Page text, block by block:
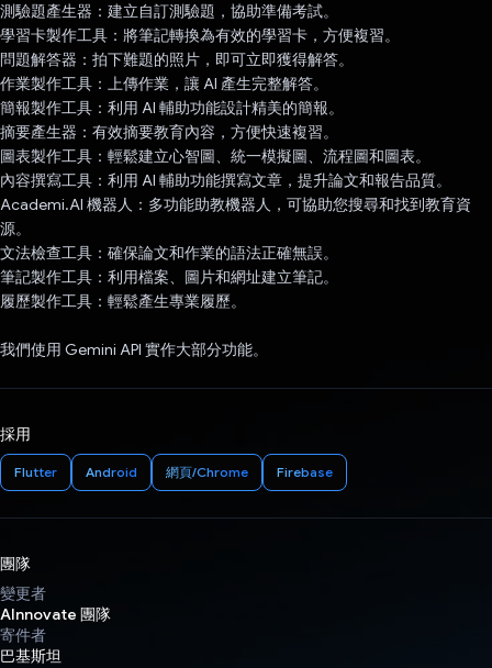
測驗題產生器：建立自訂測驗題，協助準備考試。
學習卡製作工具：將筆記轉換為有效的學習卡，方便複習。
問題解答器：拍下難題的照片，即可立即獲得解答。
作業製作工具：上傳作業，讓 AI 產生完整解答。
簡報製作工具：利用 AI 輔助功能設計精美的簡報。
摘要產生器：有效摘要教育內容，方便快速複習。
圖表製作工具：輕鬆建立心智圖、統一模擬圖、流程圖和圖表。
內容撰寫工具：利用 AI 輔助功能撰寫文章，提升論文和報告品質。
Academi.AI 機器人：多功能助教機器人，可協助您搜尋和找到教育資
源。
文法檢查工具：確保論文和作業的語法正確無誤。
筆記製作工具：利用檔案、圖片和網址建立筆記。
履歷製作工具：輕鬆產生專業履歷。
我們使用 Gemini API 實作大部分功能。
採用
Flutter Android 網頁/Chrome Firebase
團隊
變更者
AInnovate 團隊
寄件者
巴基斯坦